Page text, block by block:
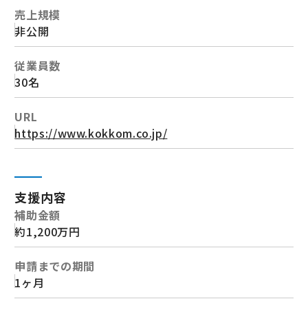
売上規模
非公開
従業員数
30名
URL
https://www.kokkom.co.jp/
支援内容
補助金額
約1,200万円
申請までの期間
1ヶ月